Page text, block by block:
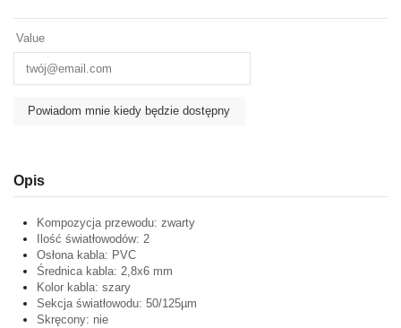
Value
Opis
Kompozycja przewodu: zwarty
Ilość światłowodów: 2
Osłona kabla: PVC
Średnica kabla: 2,8x6 mm
Kolor kabla: szary
Sekcja światłowodu: 50/125µm
Skręcony: nie